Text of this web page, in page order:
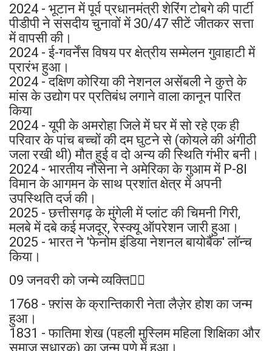
2024 - भूटान में पूर्व प्रधानमंत्री शेरिंग टोबगे की पार्टी
पीडीपी ने संसदीय चुनावों में 30/47 सीटें जीतकर सत्ता
में वापसी की।
2024 - ई-गवर्नेंस विषय पर क्षेत्रीय सम्मेलन गुवाहाटी में
प्रारंभ हुआ।
2024 - दक्षिण कोरिया की नेशनल असेंबली ने कुत्ते के
मांस के उद्योग पर प्रतिबंध लगाने वाला कानून पारित
किया
2024 - यूपी के अमरोहा जिले में घर में सो रहे एक ही
परिवार के पांच बच्चों की दम घुटने से (कोयले की अंगीठी
जला रखी थी) मौत हुई व दो अन्य की स्थिति गंभीर बनी।
2024 - भारतीय नौसेना ने अमेरिका के गुआम में P-8I
विमान के आगमन के साथ प्रशांत क्षेत्र में अपनी
उपस्थिति दर्ज की।
2025 - छत्तीसगढ़ के मुंगेली में प्लांट की चिमनी गिरी,
मलबे में दबे कई मजदूर, रेस्क्यू ऑपरेशन जारी हुआ।
2025 - भारत ने 'फेनोम इंडिया नेशनल बायोबैंक' लॉन्च
किया।
09 जनवरी को जन्मे व्यक्ति👉🏻
1768 - फ़्रांस के क्रान्तिकारी नेता लैज़ेर होश का जन्म
हुआ।
1831 - फातिमा शेख (पहली मुस्लिम महिला शिक्षिका और
समाज सुधारक) का जन्म पुणे में हुआ।